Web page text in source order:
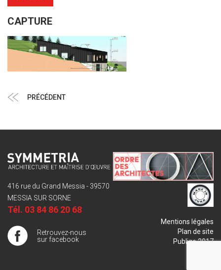
CAPTURE
de
Article
PRÉCÉDENT
416 rue du Grand Messia - 39570
MESSIA SUR SORNE
Tél. 03 84 86 20 68
Retrouvez-nous
sur facebook
Mentions légales
Plan de site
Publigo 2017